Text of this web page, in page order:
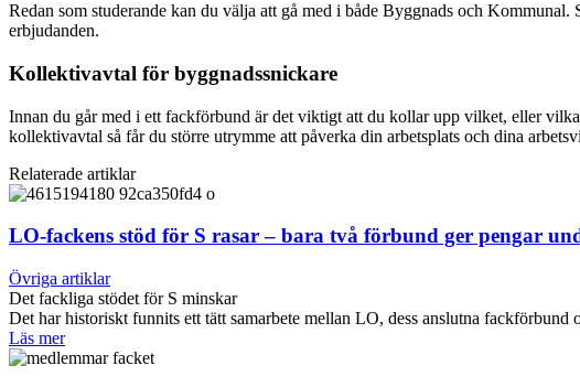
Redan som studerande kan du välja att gå med i både Byggnads och
erbjudanden.
Kollektivavtal för byggnadssnickare
Innan du går med i ett fackförbund är det viktigt att du kollar upp vilket, eller
kollektivavtal så får du större utrymme att påverka din arbetsplats och dina
Relaterade artiklar
LO-fackens stöd för S rasar – bara två förbund ger pengar
Övriga artiklar
Det fackliga stödet för S minskar
Det har historiskt funnits ett tätt samarbete mellan LO, dess anslutna
Läs mer